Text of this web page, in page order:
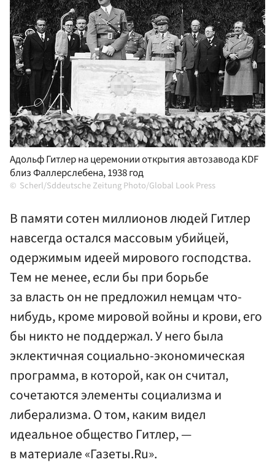
Адольф Гитлер на церемонии открытия автозавода KDF
близ Фаллерслебена, 1938 год
Scherl/Sddeutsche Zeitung Photo/Global Look Press
В памяти сотен миллионов людей Гитлер
навсегда остался массовым убийцей,
одержимым идеей мирового господства.
Тем не менее, если бы при борьбе
за власть он не предложил немцам что-
нибудь, кроме мировой войны и крови, его
бы никто не поддержал. У него была
эклектичная социально-экономическая
программа, в которой, как он считал,
сочетаются элементы социализма и
либерализма. О том, каким видел
идеальное общество Гитлер, —
в материале «Газеты.Ru».